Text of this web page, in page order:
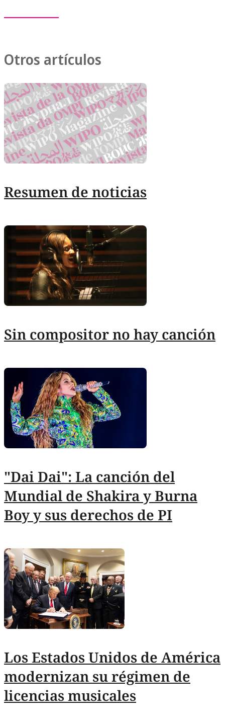
Otros artículos
Resumen de noticias
Sin compositor no hay canción
"Dai Dai": La canción del
Mundial de Shakira y Burna
Boy y sus derechos de PI
Los Estados Unidos de América
modernizan su régimen de
licencias musicales